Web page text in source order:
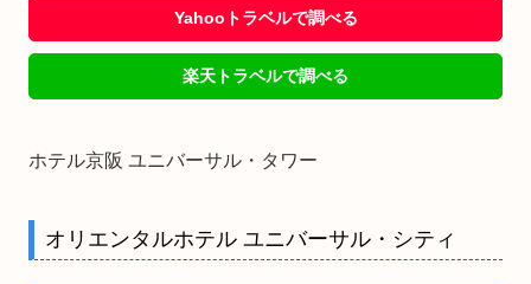
Yahooトラベルで調べる
楽天トラベルで調べる
ホテル京阪 ユニバーサル・タワー
オリエンタルホテル ユニバーサル・シティ